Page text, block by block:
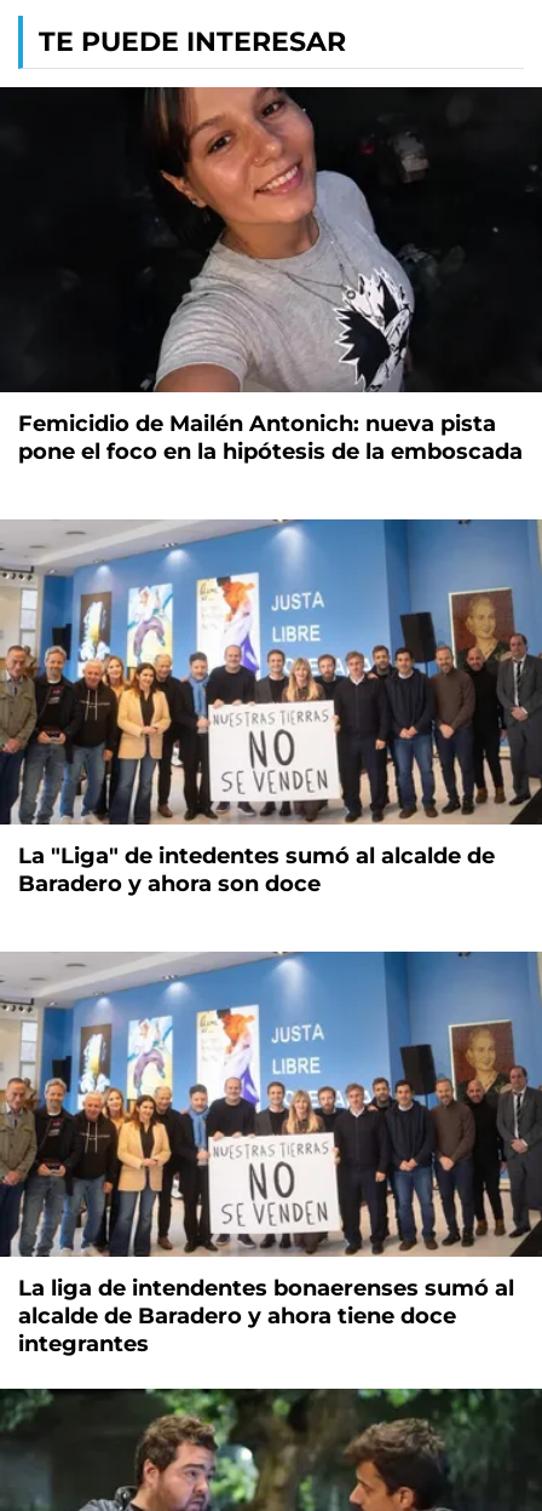
TE PUEDE INTERESAR
Femicidio de Mailén Antonich: nueva pista
pone el foco en la hipótesis de la emboscada
La "Liga" de intedentes sumó al alcalde de
Baradero y ahora son doce
La liga de intendentes bonaerenses sumó al
alcalde de Baradero y ahora tiene doce
integrantes